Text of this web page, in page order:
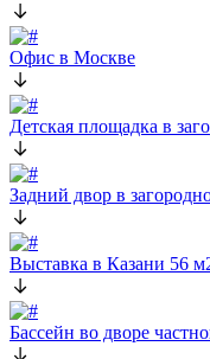
Офис в Москве
Детская площадка в
Задний двор в
Выставка в Казани 56
Бассейн во дворе